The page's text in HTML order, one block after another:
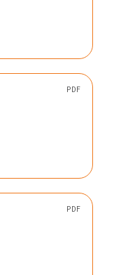
PDF
PDF